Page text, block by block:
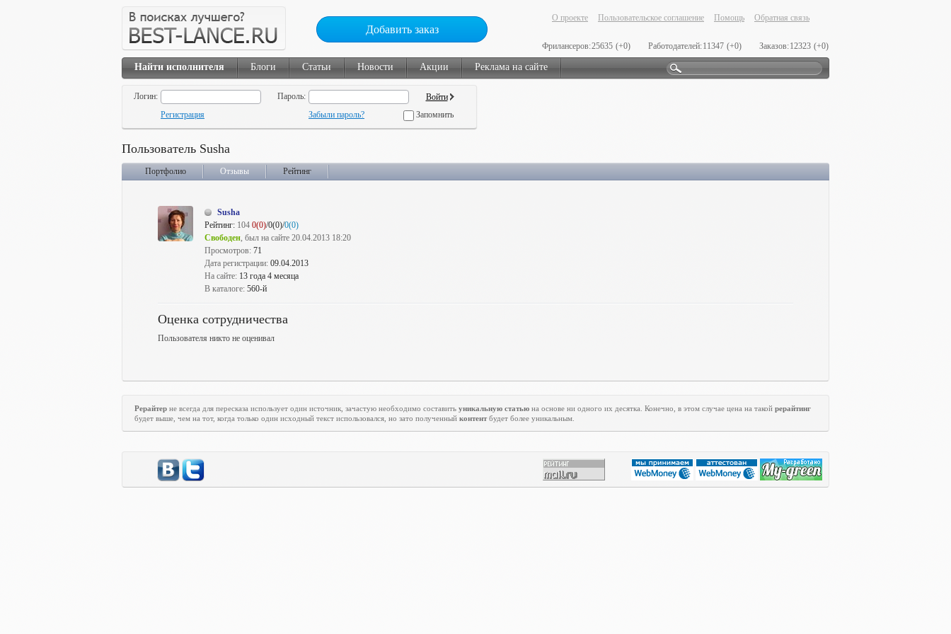
Добавить заказ
О проекте Пользовательское соглашение Помощь Обратная связь
Фрилансеров:25635 (+0) Работодателей:11347 (+0) Заказов:12323 (+0)
Найти исполнителя Блоги Статьи Новости Акции Реклама на сайте
Логин:
Пароль:
Регистрация
Забыли пароль? Запомнить
Пользователь Susha
Портфолио Отзывы Рейтинг
Susha
Рейтинг: 104 0(0)/0(0)/0(0)
Свободен, был на сайте 20.04.2013 18:20
Просмотров: 71
Дата регистрации: 09.04.2013
На сайте: 13 года 4 месяца
В каталоге: 560-й
Оценка сотрудничества
Пользователя никто не оценивал
Рерайтер не всегда для пересказа использует один источник, зачастую необходимо составить уникальную статью на основе ни одного их десятка. Конечно, в этом случае цена на такой рерайтинг
будет выше, чем на тот, когда только один исходный текст использовался, но зато полученный контентбудет более уникальным.